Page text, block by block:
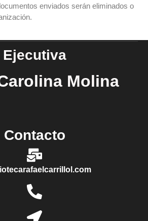
enviados serán eliminados o
Molina
Contacto